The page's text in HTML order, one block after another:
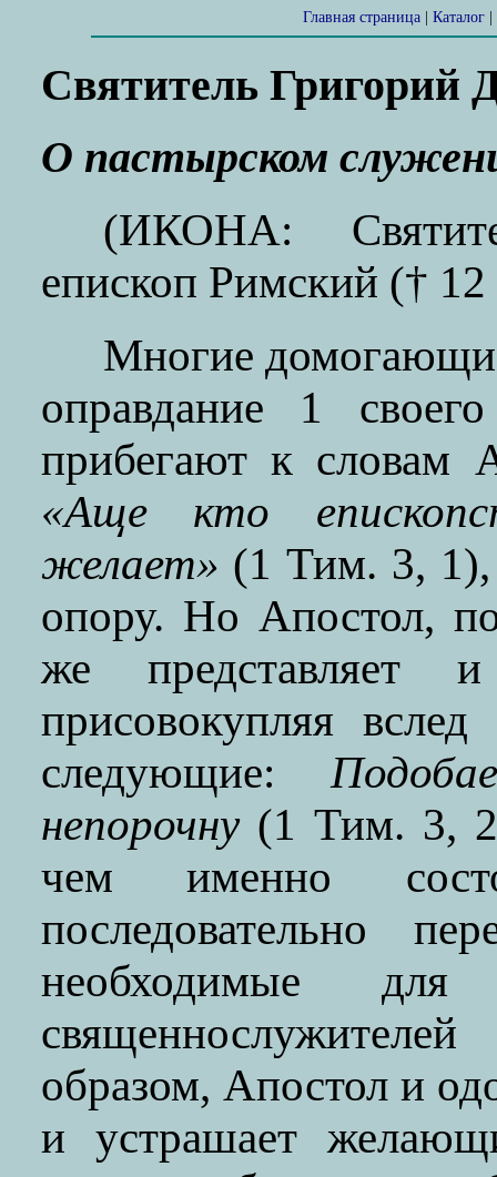
Главная страница Каталог
Святитель Григорий
О пастырском
(ИКОНА:
епископ Римский († 12
Многие
оправдание 1
прибегают к словам
«Аще кто
желает» (1 Тим. 3, 1),
опору. Но Апостол,
же представляет
присовокупляя
следующие:
непорочну(1 Тим. 3,
чем именно
последовательно
необходимые
образом, Апостол и
и устрашает